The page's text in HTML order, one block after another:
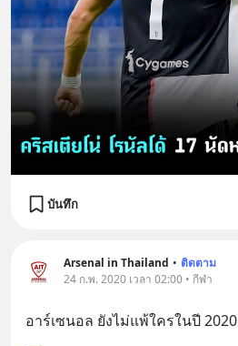
บันทึก
Arsenal in Thailand • ติดตาม
24 ก.พ. 2020 เวลา 02:00 • กีฬา
อาร์เซนอล ยังไม่แพ้ใครในปี 2020